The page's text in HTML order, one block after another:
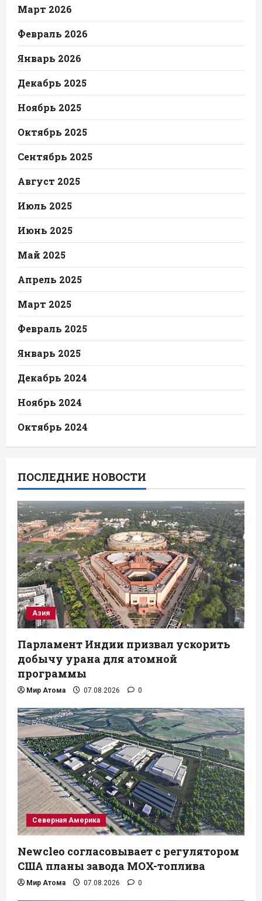
Март 2026
Февраль 2026
Январь 2026
Декабрь 2025
Ноябрь 2025
Октябрь 2025
Сентябрь 2025
Август 2025
Июль 2025
Июнь 2025
Май 2025
Апрель 2025
Март 2025
Февраль 2025
Январь 2025
Декабрь 2024
Ноябрь 2024
Октябрь 2024
ПОСЛЕДНИЕ НОВОСТИ
Азия
Парламент Индии призвал ускорить
добычу урана для атомной
программы
Мир Атома 07.08.2026 0
Северная Америка
Newcleo согласовывает с регулятором
США планы завода MOX-топлива
Мир Атома 07.08.2026 0